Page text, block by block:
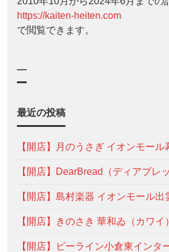
https://kaiten-heiten.com
で閲覧できます。
—
最近の投稿
【開店】月のうさぎ イオンモー
【開店】DearBread（ディアブレッ
【開店】島村楽器 イオンモール出
【開店】きのさき 華和ゐ（カワイ）
【開店】ビーライン小倉東インタ